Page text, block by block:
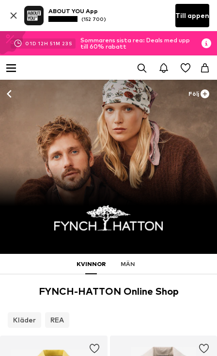
ABOUT YOU App
(152 700) Till appen
01D 12H 51M 23 S
Sommarens sista rea: Deals med upp
till 60% rabatt
Följ
KVINNOR MÄN
FYNCH-HATTON Online Shop
Kläder REA